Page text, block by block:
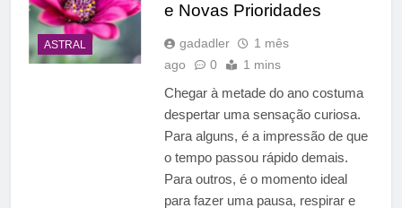
ASTRAL
e Novas Prioridades
gadadler
1 mês
ago
0 1 mins
Chegar à metade do ano costuma
despertar uma sensação curiosa.
Para alguns, é a impressão de que
o tempo passou rápido demais.
Para outros, é o momento ideal
para fazer uma pausa, respirar e